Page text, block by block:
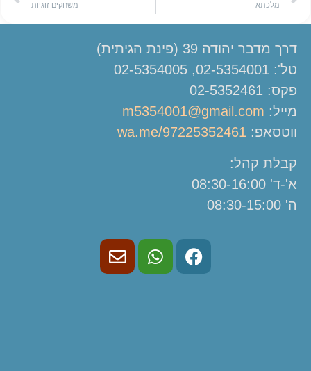
מלכתא משחקים זוגיות
דרך מדבר יהודה 39 (פינת הגיתית)
טל': 02-5354001, 02-5354005
פקס: 02-5352461
מייל: m5354001@gmail.com
ווטסאפ: wa.me/97225352461
קבלת קהל:
א'-ד' 08:30-16:00
ה' 08:30-15:00